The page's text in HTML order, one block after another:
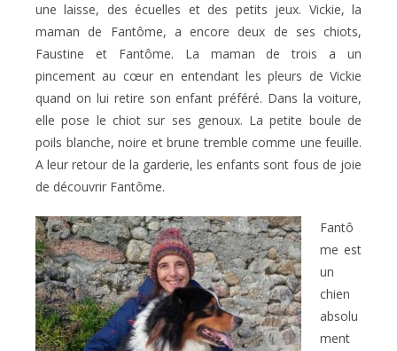
une laisse, des écuelles et des petits jeux. Vickie, la
maman de Fantôme, a encore deux de ses chiots,
Faustine et Fantôme. La maman de trois a un
pincement au cœur en entendant les pleurs de Vickie
quand on lui retire son enfant préféré. Dans la voiture,
elle pose le chiot sur ses genoux. La petite boule de
poils blanche, noire et brune tremble comme une feuille.
A leur retour de la garderie, les enfants sont fous de joie
de découvrir Fantôme.
Fantô
me est
un
chien
absolu
ment